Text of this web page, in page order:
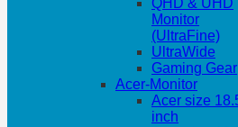
QHD & UHD
Monitor
(UltraFine)
UltraWide
Gaming Gear
Acer-Monitor
Acer size
inch